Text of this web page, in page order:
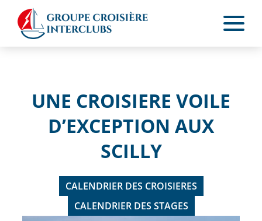
UNE CROISIERE VOILE
D’EXCEPTION AUX
SCILLY
CALENDRIER DES CROISIERES
CALENDRIER DES STAGES